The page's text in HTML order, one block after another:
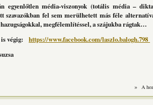
egyenlőtlen média-viszonyok (totális média –
szavazókban fel sem merülhetett más féle
megfélemlítéssel, a szájukba rágtak…
végig: https://www.facebook.com/laszlo.balogh.798
» A